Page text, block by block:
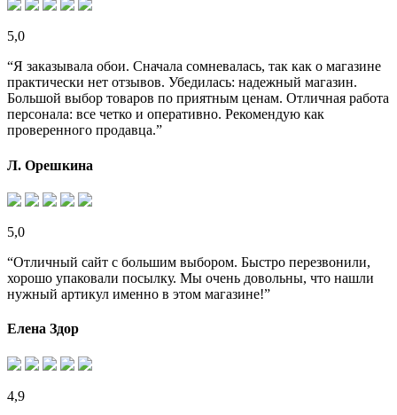
5,0
“Я заказывала обои. Сначала сомневалась, так как о магазине
практически нет отзывов. Убедилась: надежный магазин.
Большой выбор товаров по приятным ценам. Отличная работа
персонала: все четко и оперативно. Рекомендую как
проверенного продавца.”
Л. Орешкина
5,0
“Отличный сайт с большим выбором. Быстро перезвонили,
хорошо упаковали посылку. Мы очень довольны, что нашли
нужный артикул именно в этом магазине!”
Елена Здор
4,9